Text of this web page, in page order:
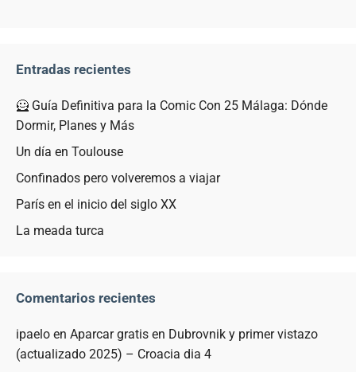
Entradas recientes
🦸 Guía Definitiva para la Comic Con 25 Málaga: Dónde
Dormir, Planes y Más
Un día en Toulouse
Confinados pero volveremos a viajar
París en el inicio del siglo XX
La meada turca
Comentarios recientes
ipaelo en Aparcar gratis en Dubrovnik y primer vistazo
(actualizado 2025) – Croacia dia 4